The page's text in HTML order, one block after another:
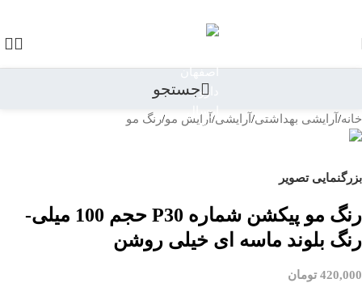
جستجو
خانه/ آرایشی بهداشتی/ آرایشی/آرایش مو/رنگ مو
بزرگنمایی تصویر
رنگ مو پیکشن شماره P30 حجم 100 میلی-
رنگ بلوند ماسه ای خیلی روشن
420,000 تومان